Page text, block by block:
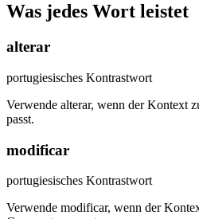
Was jedes Wort leistet
alterar
portugiesisches Kontrastwort
Verwende alterar, wenn der Kontext
passt.
modificar
portugiesisches Kontrastwort
Verwende modificar, wenn der